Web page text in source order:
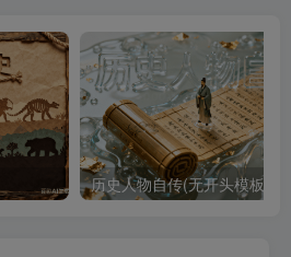
历史人物自传(无开头模板)